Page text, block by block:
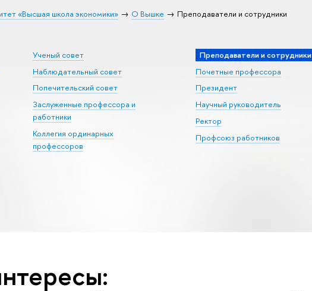
«Высшая школа экономики» О Вышке Преподаватели и сотрудники
Ученый совет
Наблюдательный совет
Попечительский совет
Заслуженные профессора и
работники
Коллегия ординарных
профессоров
Преподаватели и сотрудники
Почетные профессора
Президент
Научный руководитель
Ректор
Профсоюз работников